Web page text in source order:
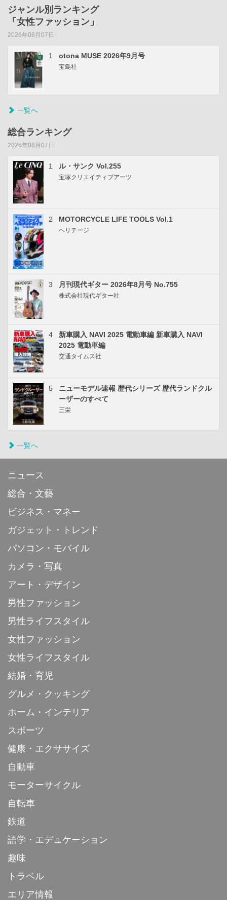
ジャンル別ランキング
「女性ファッション」
2026年08月07日
1 otona MUSE 2026年9月号
宝島社
一覧へ
総合ランキング
2026年08月07日
1 ル・サンク Vol.255
宝塚クリエイティブアーツ
2 MOTORCYCLE LIFE TOOLS Vol.1
ヘリテージ
3 月刊現代ギター 2026年8月号 No.755
株式会社現代ギター社
4
新車購入 NAVI 2025 電動車編 新車購入 NAVI
2025 電動車編
交通タイムス社
5
ニューモデル速報 歴代シリーズ 歴代ランドクル
ーザーのすべて
三栄
一覧へ
ニュース
総合・文藝
ビジネス・マネー
ガジェット・トレンド
パソコン・モバイル
カメラ・写真
アート・デザイン
男性ファッション
男性ライフスタイル
女性ファッション
女性ライフスタイル
結婚・育児
グルメ・クッキング
ホーム・インテリア
スポーツ
健康・エクササイズ
自動車
モーターサイクル
自転車
鉄道
語学・エデュケーション
趣味
トラベル
エリア情報